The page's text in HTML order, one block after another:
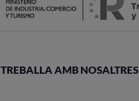
TREBALLA AMB NOSALTRES